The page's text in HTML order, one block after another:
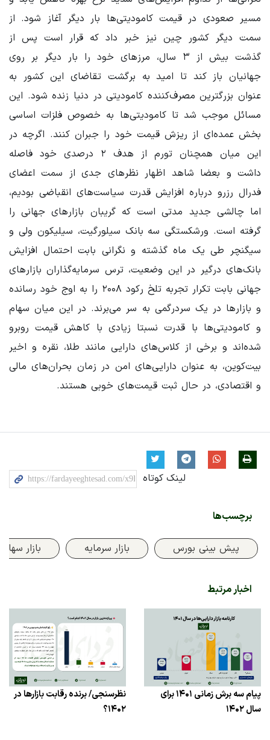
مسیر صعودی در قیمت‌ کامودیتی‌ها بار دیگر آغاز شود. از
سمت دیگر کشور چین نیز خبر داد که قرار است پس از
گذشت بیش از ۳ سال، مرزهای خود را بار دیگر بر روی
جهانیان باز کند تا امید به برگشت تقاضای این کشور به
عنوان بزرگترین مصرف‌کننده کامودیتی در دنیا زنده شود. این
مسائل موجب شد تا کامودیتی‌ها به خصوص فلزات اساسی
بخش عمده‌ای از ریزش قیمت خود را جبران کنند. اگرچه در
این میان همچنان تورم از هدف ۲ درصدی خود فاصله
داشت و بعضا شاهد اظهار نظرهای جدی از سمت اعضای
فدرال رزرو درباره افزایش قدرت سیاست‌های انقباضی بودیم،
اما چالشی جدید مدتی است که گریبان بازارهای جهانی را
گرفته است. ورشکستگی سه بانک سیلورگیت، سیلیکون ولی و
سیگنچر طی یک ماه گذشته و نگرانی بابت احتمال افزایش
بانک‌های درگیر در این وضعیت، ترس سرمایه‌گذاران بازارهای
جهانی بابت تکرار تجربه تلخ رکود ۲۰۰۸ را به اوج خود رسانده
و بازارها در یک سردرگمی به سر می‌برند. در این میان سهام
و کامودیتی‌ها با قدرت نسبتا زیادی با کاهش قیمت روبرو
شده‌اند و برخی از کلاس‌های دارایی مانند طلا، نقره و اخیر
بیت‌کوین، به عنوان دارایی‌های امن در زمان بحران‌های مالی
و اقتصادی، در حال ثبت قیمت‌های خوبی هستند.
لینک کوتاه
برچسب‌ها
پیش بینی بورس بازار سرمایه بازار سهام
اخبار مرتبط
پیام سه برش زمانی ۱۴۰۱ برای
سال ۱۴۰۲
نظرسنجی/ برنده رقابت بازارها در
۱۴۰۲؟